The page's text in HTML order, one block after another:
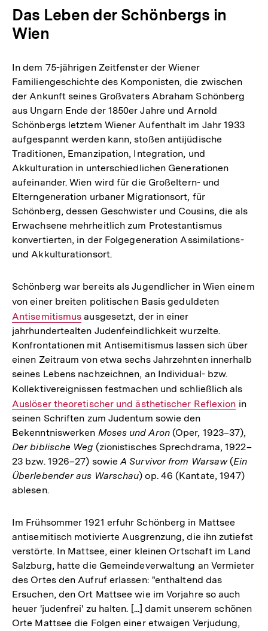
Das Leben der Schönbergs in
Wien
In dem 75-jährigen Zeitfenster der Wiener
Familiengeschichte des Komponisten, die zwischen
der Ankunft seines Großvaters Abraham Schönberg
aus Ungarn Ende der 1850er Jahre und Arnold
Schönbergs letztem Wiener Aufenthalt im Jahr 1933
aufgespannt werden kann, stoßen antijüdische
Traditionen, Emanzipation, Integration, und
Akkulturation in unterschiedlichen Generationen
aufeinander. Wien wird für die Großeltern- und
Elterngeneration urbaner Migrationsort, für
Schönberg, dessen Geschwister und Cousins, die als
Erwachsene mehrheitlich zum Protestantismus
konvertierten, in der Folgegeneration Assimilations-
und Akkulturationsort.
Schönberg war bereits als Jugendlicher in Wien einem
von einer breiten politischen Basis geduldeten
Antisemitismus ausgesetzt, der in einer
jahrhundertealten Judenfeindlichkeit wurzelte.
Konfrontationen mit Antisemitismus lassen sich über
einen Zeitraum von etwa sechs Jahrzehnten innerhalb
seines Lebens nachzeichnen, an Individual- bzw.
Kollektivereignissen festmachen und schließlich als
Link:
Auslöser theoretischer und ästhetischer Reflexion in
seinen Schriften zum Judentum sowie den
Bekenntniswerken Moses und Aron(Oper, 1923–37),
Der biblische Weg (zionistisches Sprechdrama, 1922–
23 bzw. 1926–27) sowieA Survivor from Warsaw(Ein
Überlebender aus Warschau) op. 46 (Kantate, 1947)
ablesen.
Im Frühsommer 1921 erfuhr Schönberg in Mattsee
antisemitisch motivierte Ausgrenzung, die ihn zutiefst
verstörte. In Mattsee, einer kleinen Ortschaft im Land
Salzburg, hatte die Gemeindeverwaltung an Vermieter
des Ortes den Aufruf erlassen: "enthaltend das
Ersuchen, den Ort Mattsee wie im Vorjahre so auch
heuer 'judenfrei' zu halten. [...] damit unserem schönen
Orte Mattsee die Folgen einer etwaigen Verjudung,